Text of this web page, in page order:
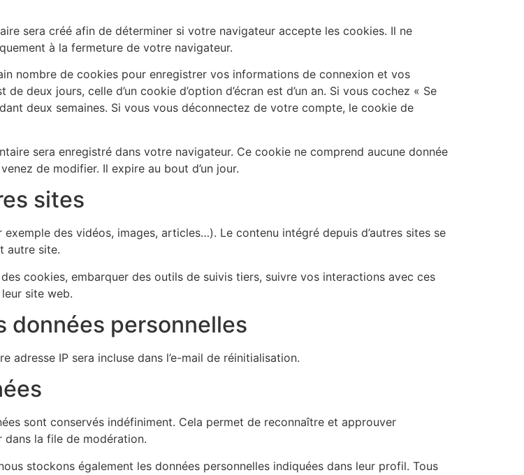
sera créé afin de déterminer si votre navigateur accepte les cookies. Il ne
à la fermeture de votre navigateur.
nombre de cookies pour enregistrer vos informations de connexion et vos
deux jours, celle d’un cookie d’option d’écran est d’un an. Si vous cochez « Se
deux semaines. Si vous vous déconnectez de votre compte, le cookie de
sera enregistré dans votre navigateur. Ce cookie ne comprend aucune donnée
de modifier. Il expire au bout d’un jour.
sites
des vidéos, images, articles…). Le contenu intégré depuis d’autres sites se
autre site.
cookies, embarquer des outils de suivis tiers, suivre vos interactions avec ces
site web.
données personnelles
IP sera incluse dans l’e-mail de réinitialisation.
sont conservés indéfiniment. Cela permet de reconnaître et approuver
dans la file de modération.
stockons également les données personnelles indiquées dans leur profil. Tous